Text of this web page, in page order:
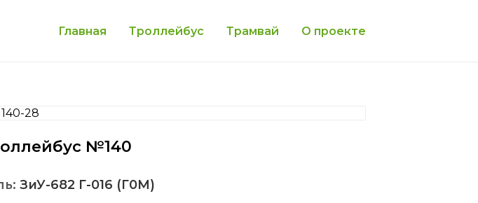
Главная Троллейбус Трамвай О проекте
№140
ЗиУ-682 Г-016 (Г0М)